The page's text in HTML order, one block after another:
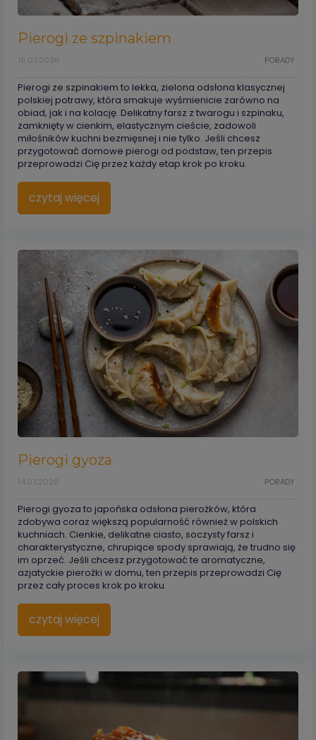
Pierogi ze szpinakiem
PORADY
16.07.2026
Pierogi ze szpinakiem to lekka, zielona odsłona klasycznej
polskiej potrawy, która smakuje wyśmienicie zarówno na
obiad, jak i na kolację. Delikatny farsz z twarogu i szpinaku,
zamknięty w cienkim, elastycznym cieście, zadowoli
miłośników kuchni bezmięsnej i nie tylko. Jeśli chcesz
przygotować domowe pierogi od podstaw, ten przepis
przeprowadzi Cię przez każdy etap krok po kroku.
czytaj więcej
Pierogi gyoza
PORADY
14.07.2026
Pierogi gyoza to japońska odsłona pierożków, która
zdobywa coraz większą popularność również w polskich
kuchniach. Cienkie, delikatne ciasto, soczysty farsz i
charakterystyczne, chrupiące spody sprawiają, że trudno się
im oprzeć. Jeśli chcesz przygotować te aromatyczne,
azjatyckie pierożki w domu, ten przepis przeprowadzi Cię
przez cały proces krok po kroku.
czytaj więcej